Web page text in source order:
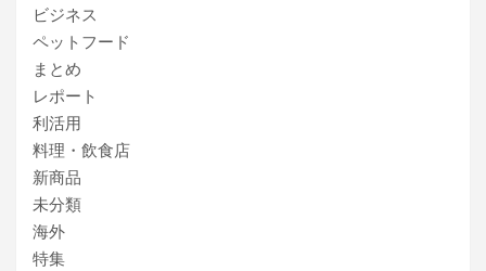
ビジネス
ペットフード
まとめ
レポート
利活用
料理・飲食店
新商品
未分類
海外
特集